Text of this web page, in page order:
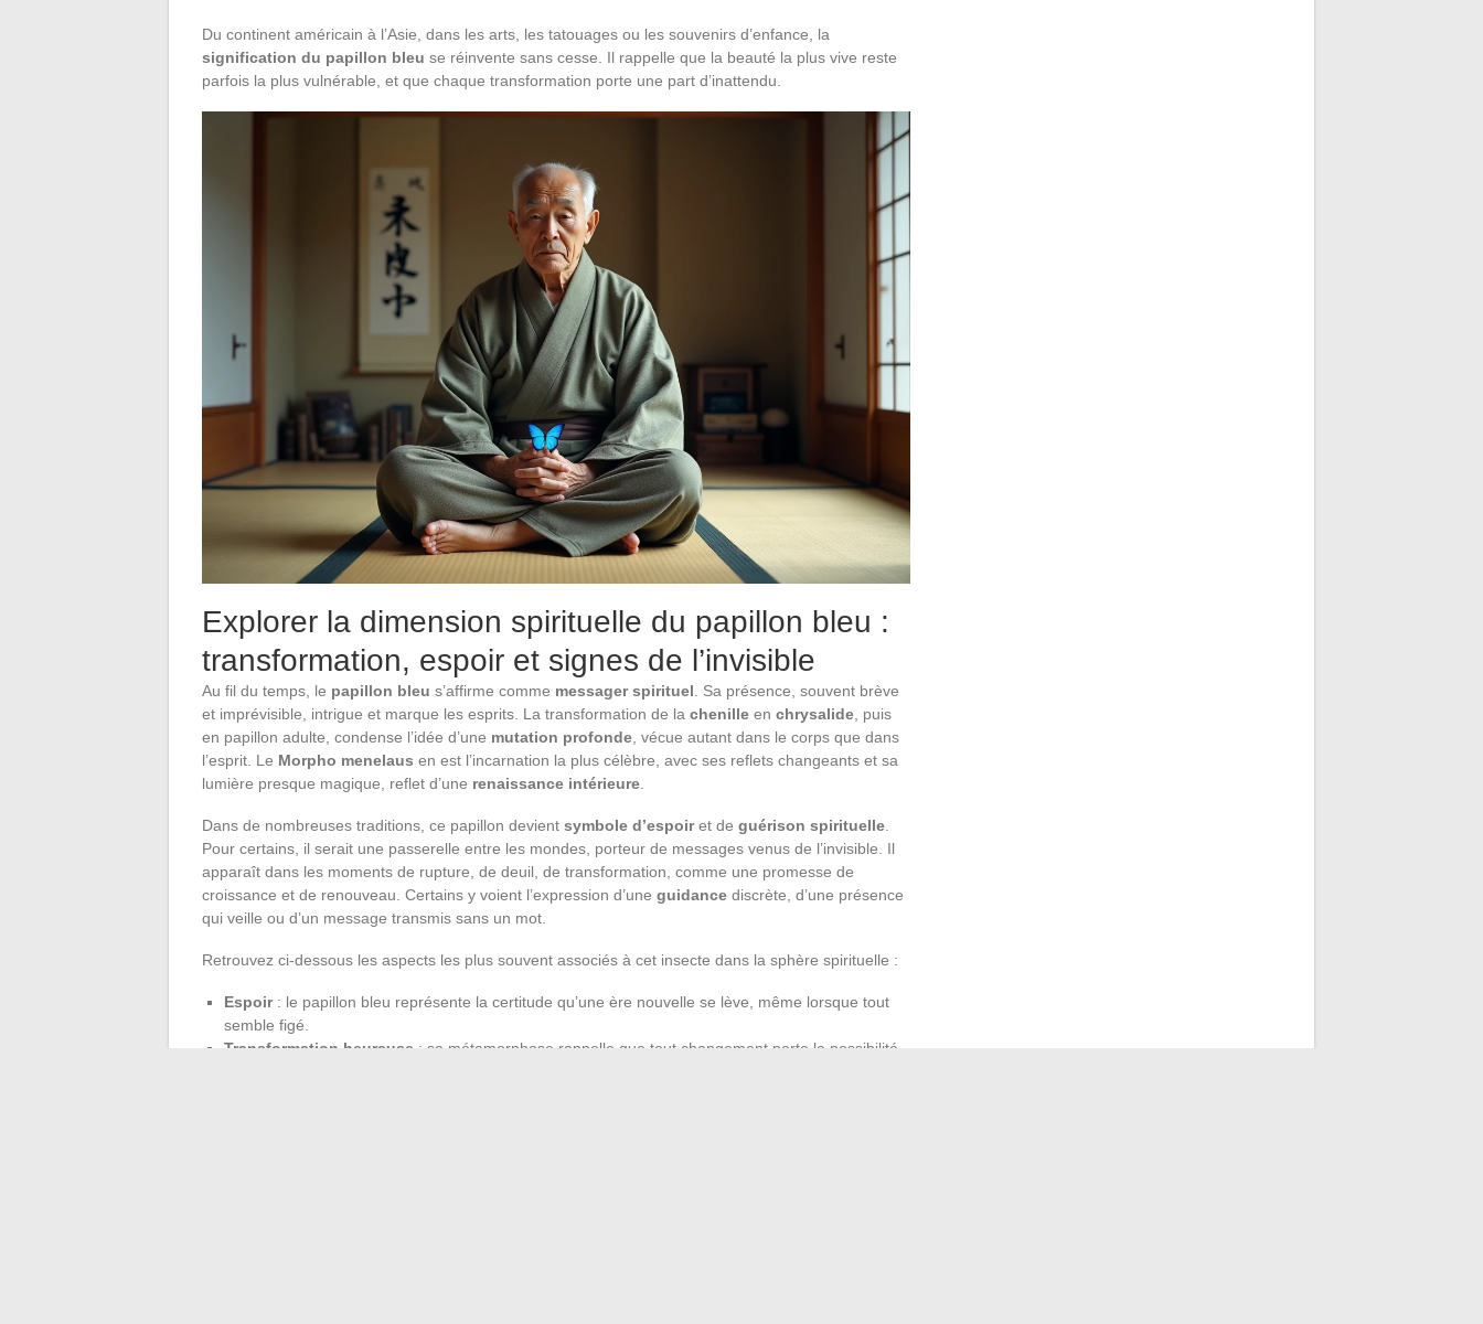
Du continent américain à l’Asie, dans les arts, les tatouages ou les souvenirs d’enfance, la
signification du papillon bleu se réinvente sans cesse. Il rappelle que la beauté la plus vive reste
parfois la plus vulnérable, et que chaque transformation porte une part d’inattendu.
Explorer la dimension spirituelle du papillon bleu :
transformation, espoir et signes de l’invisible
Au fil du temps, le papillon bleu s’affirme comme messager spirituel . Sa présence, souvent brève
et imprévisible, intrigue et marque les esprits. La transformation de la chenille en chrysalide , puis
en papillon adulte, condense l’idée d’une mutation profonde , vécue autant dans le corps que dans
l’esprit. Le Morpho menelaus en est l’incarnation la plus célèbre, avec ses reflets changeants et sa
lumière presque magique, reflet d’une renaissance intérieure
Dans de nombreuses traditions, ce papillon devient symbole d’espoiret de guérison spirituelle
Pour certains, il serait une passerelle entre les mondes, porteur de messages venus de l’invisible. Il
apparaît dans les moments de rupture, de deuil, de transformation, comme une promesse de
croissance et de renouveau. Certains y voient l’expression d’une guidance discrète, d’une présence
qui veille ou d’un message transmis sans un mot.
Retrouvez ci-dessous les aspects les plus souvent associés à cet insecte dans la sphère spirituelle :
Espoir: le papillon bleu représente la certitude qu’une ère nouvelle se lève, même lorsque tout
semble figé.
Transformation heureuse : sa métamorphose rappelle que tout changement porte la possibilité